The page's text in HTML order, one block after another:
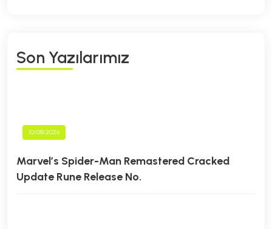
SON YAZILARIMIZ
10/08/2026
Marvel’s Spider-Man Remastered Cracked
Update Rune Release No.